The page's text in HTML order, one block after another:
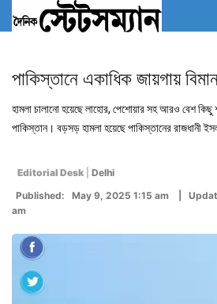
পাকিস্তানে একাধিক জায়গায়
হামলা চালানো হয়েছে লাহোর, পেশোয়ার সহ আরও বেশ কিছু
পাকিস্তান। বড়সড় হামলা হয়েছে পাকিস্তানের রাজধানী
Editorial Desk
Delhi
Published: May 9, 2025 1:15 am |
am